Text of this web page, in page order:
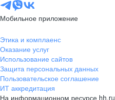
Мобильное приложение
Этика и комплаенс
Оказание услуг
Использование сайтов
Защита персональных данных
Пользовательское соглашение
ИТ аккредитация
На информационном ресурсе hh.ru